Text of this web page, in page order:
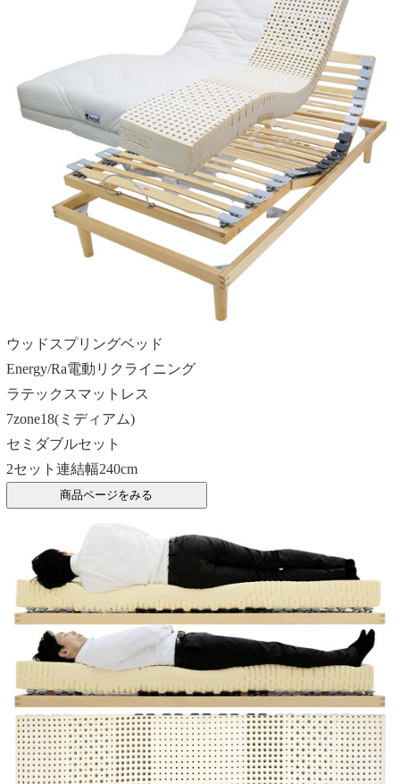
ウッドスプリングベッド
Energy/Ra電動リクライニング
ラテックスマットレス
7zone18(ミディアム)
セミダブルセット
2セット連結幅240cm